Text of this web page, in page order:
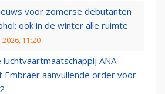
voor zomerse debutanten
ook in de winter alle ruimte
2026, 11:20
luchtvaartmaatschappij ANA
Embraer aanvullende order voor